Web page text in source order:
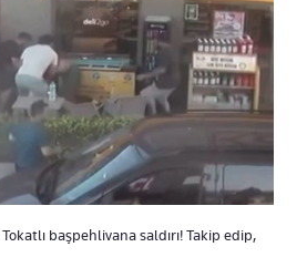
başpehlivana saldırı! Takip edip,